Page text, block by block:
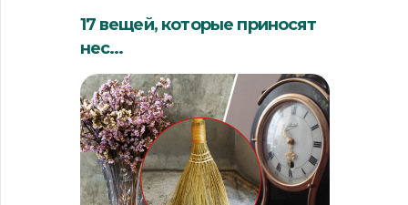
17 вещей, которые приносят
нес...